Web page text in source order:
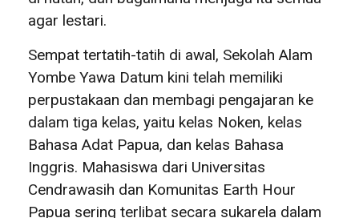
agar lestari.
Sempat tertatih-tatih di awal, Sekolah Alam
Yombe Yawa Datum kini telah memiliki
perpustakaan dan membagi pengajaran ke
dalam tiga kelas, yaitu kelas Noken, kelas
Bahasa Adat Papua, dan kelas Bahasa
Inggris. Mahasiswa dari Universitas
Cendrawasih dan Komunitas Earth Hour
Papua sering terlibat secara sukarela dalam